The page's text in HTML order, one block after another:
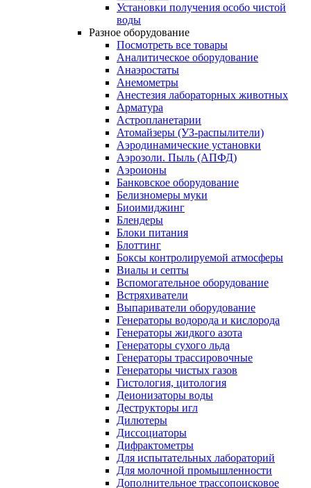
Установки получения особо чистой
воды
Разное оборудование
Посмотреть все товары
Аналитическое оборудование
Анаэростаты
Анемометры
Анестезия лабораторных животных
Арматура
Астропланетарии
Атомайзеры (УЗ-распылители)
Аэродинамические установки
Аэрозоли. Пыль (АПФД)
Аэроионы
Банковское оборудование
Белизномеры муки
Биоимиджинг
Блендеры
Блоки питания
Блоттинг
Боксы контролируемой атмосферы
Виалы и септы
Вспомогательное оборудование
Встряхиватели
Выпариватели оборудование
Генераторы водорода и кислорода
Генераторы жидкого азота
Генераторы сухого льда
Генераторы трассировочные
Генераторы чистых газов
Гистология, цитология
Деионизаторы воды
Деструкторы игл
Дилютеры
Диссоциаторы
Дифрактометры
Для испытательных лабораторий
Для молочной промышленности
Дополнительное трассопоисковое